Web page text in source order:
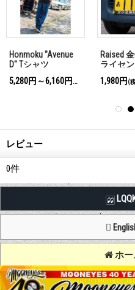
Honmoku "Avenue
D" Tシャツ
5,280円～6,160円
(税込)
Raised
ライセ
ト フレー
1,980円 (
レビュー
0件
ホー
Copyright (C) MOON OF